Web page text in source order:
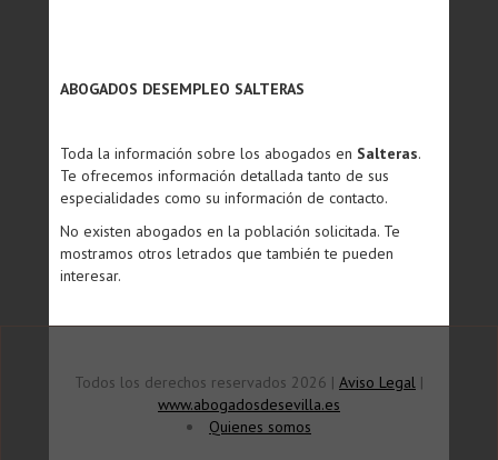
ABOGADOS DESEMPLEO SALTERAS
Toda la información sobre los abogados en Salteras.
Te ofrecemos información detallada tanto de sus
especialidades como su información de contacto.
No existen abogados en la población solicitada. Te
mostramos otros letrados que también te pueden
interesar.
Todos los derechos reservados 2026 | Aviso Legal |
www.abogadosdesevilla.es
Quienes somos